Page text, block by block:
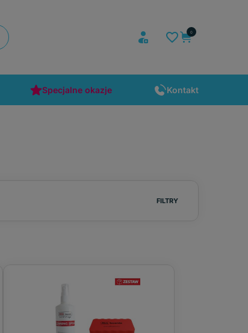
Specjalne okazje Kontakt
FILTRY